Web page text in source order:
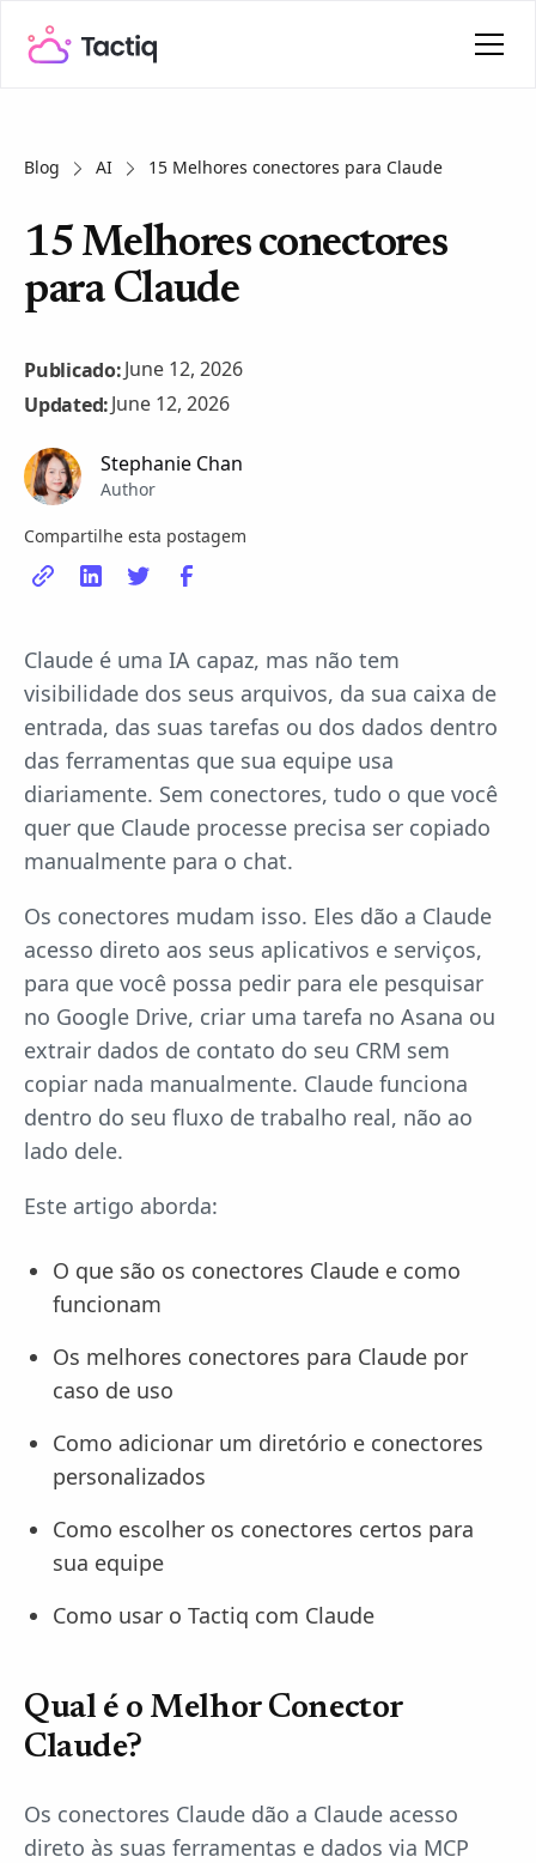
Blog AI 15 Melhores conectores para Claude
15 Melhores conectores
para Claude
Publicado:June 12, 2026
Updated:June 12, 2026
Stephanie Chan
Author
Compartilhe esta postagem
Claude é uma IA capaz, mas não tem
visibilidade dos seus arquivos, da sua caixa de
entrada, das suas tarefas ou dos dados dentro
das ferramentas que sua equipe usa
diariamente. Sem conectores, tudo o que você
quer que Claude processe precisa ser copiado
manualmente para o chat.
Os conectores mudam isso. Eles dão a Claude
acesso direto aos seus aplicativos e serviços,
para que você possa pedir para ele pesquisar
no Google Drive, criar uma tarefa no Asana ou
extrair dados de contato do seu CRM sem
copiar nada manualmente. Claude funciona
dentro do seu fluxo de trabalho real, não ao
lado dele.
Este artigo aborda:
O que são os conectores Claude e como
funcionam
Os melhores conectores para Claude por
caso de uso
Como adicionar um diretório e conectores
personalizados
Como escolher os conectores certos para
sua equipe
Como usar o Tactiq com Claude
Qual é o Melhor Conector
Claude?
Os conectores Claude dão a Claude acesso
direto às suas ferramentas e dados via MCP